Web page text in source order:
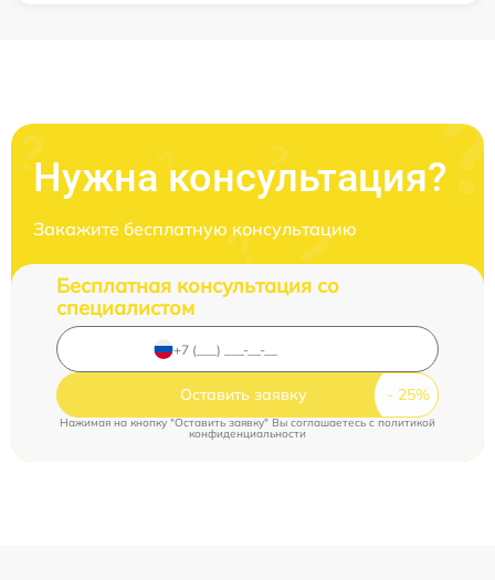
Нужна консультация?
Закажите бесплатную консультацию
Бесплатная консультация со
специалистом
Оставить заявку
Нажимая на кнопку "Оставить заявку" Вы соглашаетесь cполитикой
конфиденциальности